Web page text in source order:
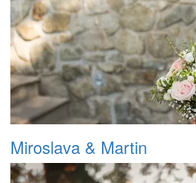
Miroslava & Martin